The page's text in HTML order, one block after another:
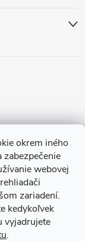
okrem iného
webovej
zariadení.
kedykoľvek
vyjadrujete
.